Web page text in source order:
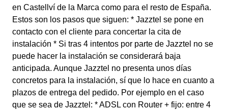
en Castellví de la Marca como para el resto de España.
Estos son los pasos que siguen: * Jazztel se pone en
contacto con el cliente para concertar la cita de
instalación * Si tras 4 intentos por parte de Jazztel no se
puede hacer la instalación se considerará baja
anticipada. Aunque Jazztel no presenta unos días
concretos para la instalación, sí que lo hace en cuanto a
plazos de entrega del pedido. Por ejemplo en el caso
que se sea de Jazztel: * ADSL con Router + fijo: entre 4